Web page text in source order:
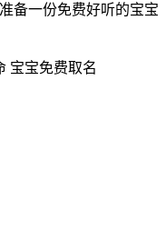
备一份免费好听的宝宝